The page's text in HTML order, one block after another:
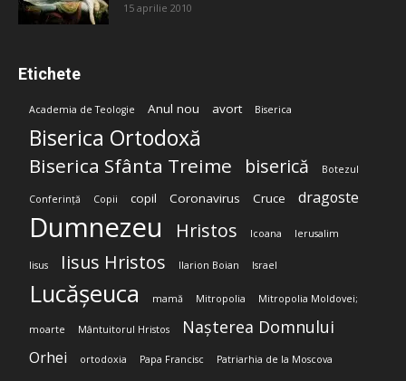
15 aprilie 2010
Etichete
Academia de Teologie Anul nou avort Biserica
Biserica Ortodoxă
Biserica Sfânta Treime biserică Botezul
Conferință Copii copil Coronavirus Cruce dragoste
Dumnezeu Hristos Icoana Ierusalim
Iisus Iisus Hristos Ilarion Boian Israel
Lucășeuca mamă Mitropolia Mitropolia Moldovei;
moarte Mântuitorul Hristos Nașterea Domnului
Orhei ortodoxia Papa Francisc Patriarhia de la Moscova